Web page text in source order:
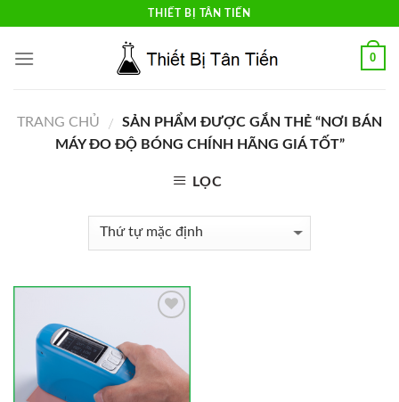
content
THIẾT BỊ TÂN TIẾN
0
TRANG CHỦ /
SẢN PHẨM ĐƯỢC GẮN THẺ “NƠI BÁN
MÁY ĐO ĐỘ BÓNG CHÍNH HÃNG GIÁ TỐT”
LỌC
Wishlist